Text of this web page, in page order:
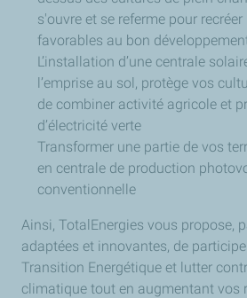
s'ouvre et se referme pour
favorables au bon
L’installation d’une centrale
l’emprise au sol, protège vos
de combiner activité agricole et
d’électricité verte
Transformer une partie de vos
en centrale de production
conventionnelle
Ainsi, TotalEnergies vous propose,
adaptées et innovantes, de
Transition Energétique et lutter
climatique tout en augmentant vos